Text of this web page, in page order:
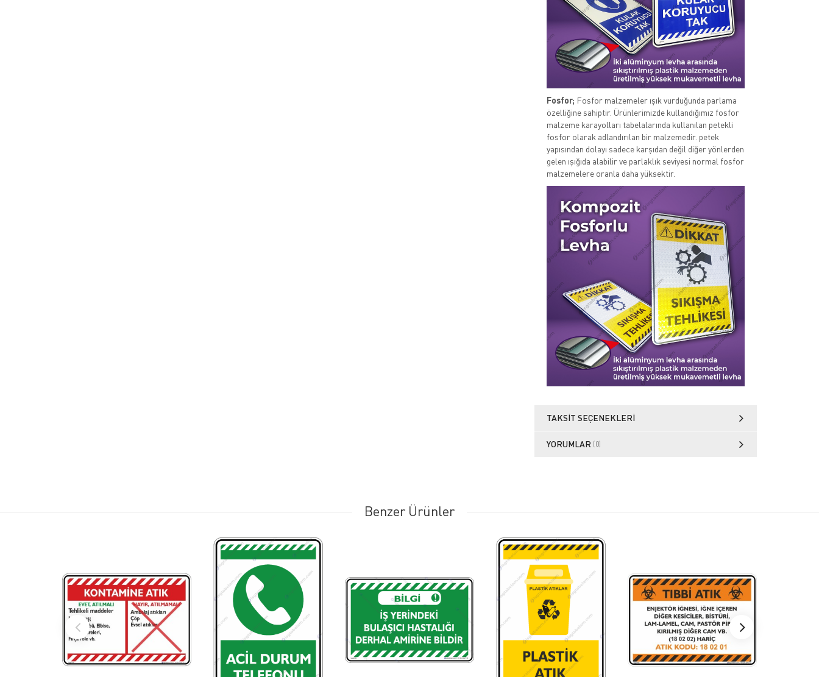
Fosfor; Fosfor malzemeler ışık vurduğunda parlama
özelliğine sahiptir. Ürünlerimizde kullandığımız fosfor
malzeme karayolları tabelalarında kullanılan petekli
fosfor olarak adlandırılan bir malzemedir. petek
yapısından dolayı sadece karşıdan değil diğer yönlerden
gelen ışığıda alabilir ve parlaklık seviyesi normal fosfor
malzemelere oranla daha yüksektir.
TAKSIT SEÇENEKLERI
YORUMLAR (0)
Benzer Ürünler